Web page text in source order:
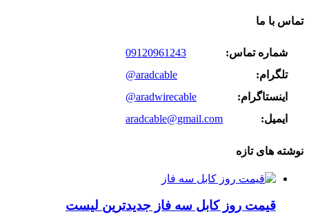
تماس با ما
شماره تماس:
09120961243
تلگرام:
@aradcable
اینستاگرام:
@aradwirecable
ایمیل:
aradcable@gmail.com
نوشته های تازه
قیمت روز کابل سه فاز جدیدترین لیست